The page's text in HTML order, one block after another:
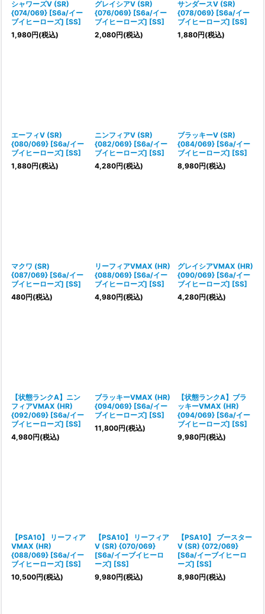
シャワーズV (SR)
{074/069} [S6a/イー
ブイヒーローズ] [SS]
1,980円(税込)
グレイシアV (SR)
{076/069} [S6a/イー
ブイヒーローズ] [SS]
2,080円(税込)
サンダースV (SR)
{078/069} [S6a/イー
ブイヒーローズ] [SS]
1,880円(税込)
エーフィV (SR)
{080/069} [S6a/イー
ブイヒーローズ] [SS]
1,880円(税込)
ニンフィアV (SR)
{082/069} [S6a/イー
ブイヒーローズ] [SS]
4,280円(税込)
ブラッキーV (SR)
{084/069} [S6a/イー
ブイヒーローズ] [SS]
8,980円(税込)
マクワ (SR)
{087/069} [S6a/イー
ブイヒーローズ] [SS]
480円(税込)
リーフィアVMAX (HR)
{088/069} [S6a/イー
ブイヒーローズ] [SS]
4,980円(税込)
グレイシアVMAX (HR)
{090/069} [S6a/イー
ブイヒーローズ] [SS]
4,280円(税込)
【状態ランクA】ニン
フィアVMAX (HR)
{092/069} [S6a/イー
ブイヒーローズ] [SS]
4,980円(税込)
ブラッキーVMAX (HR)
{094/069} [S6a/イー
ブイヒーローズ] [SS]
11,800円(税込)
【状態ランクA】ブラ
ッキーVMAX (HR)
{094/069} [S6a/イー
ブイヒーローズ] [SS]
9,980円(税込)
【PSA10】 リーフィア
VMAX (HR)
{088/069} [S6a/イー
ブイヒーローズ] [SS]
10,500円(税込)
【PSA10】 リーフィア
V (SR) {070/069}
[S6a/イーブイヒーロ
ーズ] [SS]
9,980円(税込)
【PSA10】 ブースター
V (SR) {072/069}
[S6a/イーブイヒーロ
ーズ] [SS]
8,980円(税込)